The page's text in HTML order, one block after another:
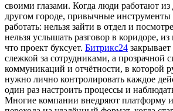
своими глазами. Когда люди работают
другом городе, привычные инструменты
работать: нельзя зайти в отдел и
нельзя услышать разговор в коридоре, из
что проект буксует. Битрикс24
слежкой за сотрудниками, а прозрачной
коммуникаций и отчётности, в которой
нужно лично контролировать каждое
один раз настроить процессы и
Многие компании внедряют платформу